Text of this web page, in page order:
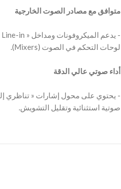
‫متوافق مع مصادر الصوت الخارجية
‫أداء صوتي عالي الدقة